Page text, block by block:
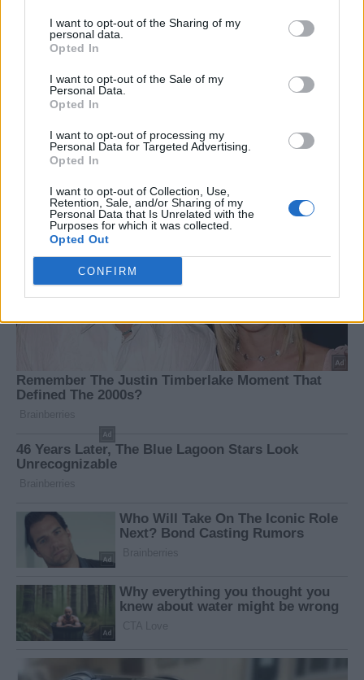
I want to opt-out of the Sharing of my
personal data.
Opted In
I want to opt-out of the Sale of my
Personal Data.
Opted In
I want to opt-out of processing my
Personal Data for Targeted Advertising.
Opted In
I want to opt-out of Collection, Use,
Retention, Sale, and/or Sharing of my
Personal Data that Is Unrelated with the
Purposes for which it was collected.
Opted Out
CONFIRM